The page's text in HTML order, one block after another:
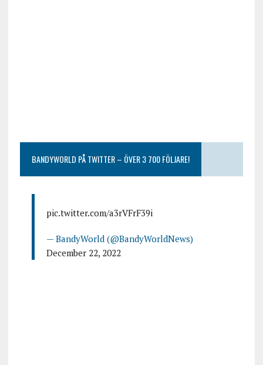
BANDYWORLD PÅ TWITTER – ÖVER 3 700 FÖLJARE!
pic.twitter.com/a3rVFrF39i
— BandyWorld (@BandyWorldNews)
December 22, 2022